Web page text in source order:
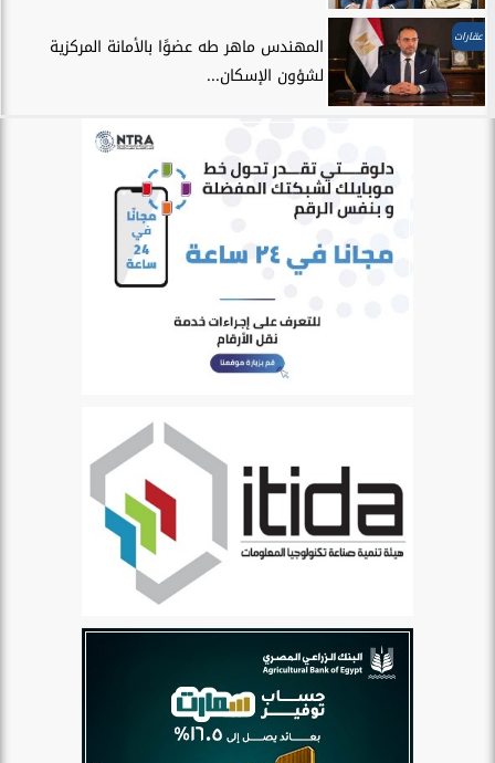
عقارات
المهندس ماهر طه عضوًا بالأمانة المركزية
لشؤون الإسكان...